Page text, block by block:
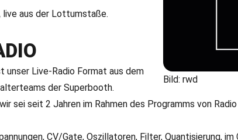
Bild: rwd
live aus der Lottumstaße.
unser Live-Radio Format aus dem
der Superbooth.
sei seit 2 Jahren im Rahmen des Programms von
CV/Gate, Oszillatoren, Filter, Quantisierung, im